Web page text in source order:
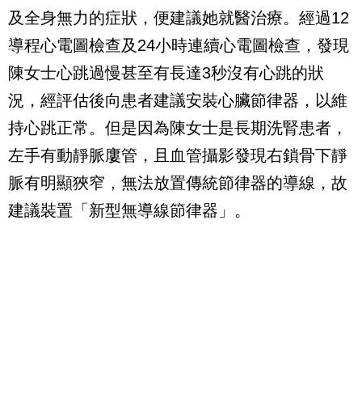
及全身無力的症狀，便建議她就醫治療。經過12
導程心電圖檢查及24小時連續心電圖檢查，發現
陳女士心跳過慢甚至有長達3秒沒有心跳的狀
況，經評估後向患者建議安裝心臟節律器，以維
持心跳正常。但是因為陳女士是長期洗腎患者，
左手有動靜脈廔管，且血管攝影發現右鎖骨下靜
脈有明顯狹窄，無法放置傳統節律器的導線，故
建議裝置「新型無導線節律器」。